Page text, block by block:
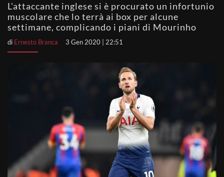
L'attaccante inglese si è procurato un infortunio
muscolare che lo terrà ai box per alcune
settimane, complicando i piani di Mourinho
di Ernesto Branca 3 Gen 2020 | 22:51